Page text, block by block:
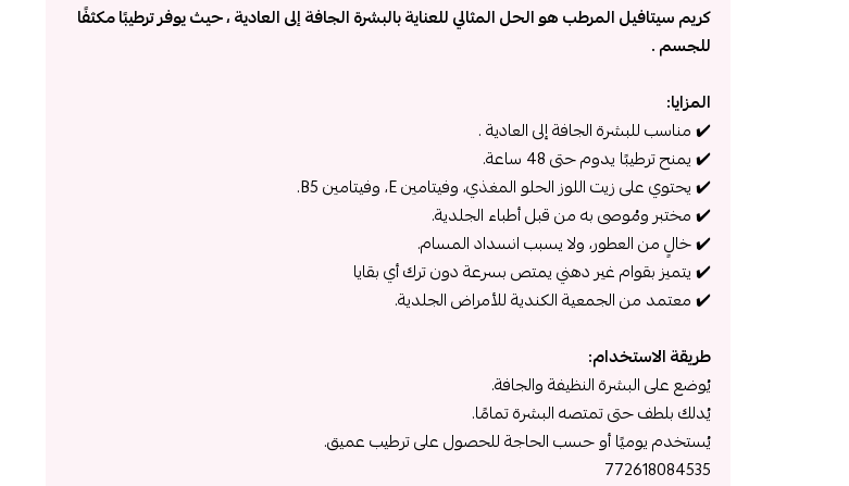
كريم سيتافيل المرطب هو الحل المثالي للعناية بالبشرة الجافة إلى العادية ، حيث يوفر ترطيبًا مكثفًا
للجسم .
المزايا:
✔️ مناسب للبشرة الجافة إلى العادية .
✔️ يمنح ترطيبًا يدوم حتى 48 ساعة.
✔️ يحتوي على زيت اللوز الحلو المغذي، وفيتامين E، وفيتامين B5.
✔️ مختبر ومُوصى به من قبل أطباء الجلدية.
✔️ خالٍ من العطور، ولا يسبب انسداد المسام.
✔️ يتميز بقوام غير دهني يمتص بسرعة دون ترك أي بقايا
✔️ معتمد من الجمعية الكندية للأمراض الجلدية.
طريقة الاستخدام:
يُوضع على البشرة النظيفة والجافة.
يُدلك بلطف حتى تمتصه البشرة تمامًا.
يُستخدم يوميًا أو حسب الحاجة للحصول على ترطيب عميق.
772618084535